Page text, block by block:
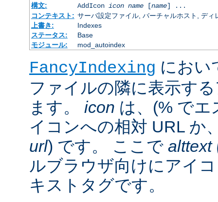
構文:
AddIcon icon name[name] ...
コンテキスト: サーバ設定ファイル, バーチャルホスト, ディ
上書き:
Indexes
ステータス:
Base
モジュール:
mod_autoindex
FancyIndexing にお
ファイルの隣に表示す
ます。 icon は、(% でエ
イコンへの相対 URL か
url) です。 ここで alttext
ルブラウザ向けにアイ
キストタグです。